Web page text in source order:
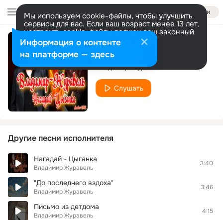
Войти
Мы используем cookie-файлы, чтобы улучшить
сервисы для вас. Если ваш возраст менее 13 лет,
настроить cookie-файлы должен ваш законный
представитель. Больше информации
Разрешить все Настроить
Лебеди
Владимир Журавель
Слушать
Другие песни исполнителя
Нагадай - Цыганка
Владимир Журавель
3:40
"До последнего вздоха"
Владимир Журавель
3:46
Письмо из детдома
Владимир Журавель
4:15
Информация о контенте
на платформе — здесь